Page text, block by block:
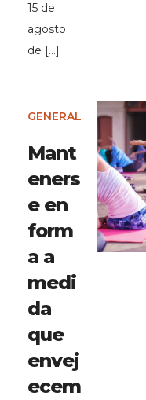
15 de
agosto
de […]
GENERAL
Mant
eners
e en
form
a a
medi
da
que
envej
ecem